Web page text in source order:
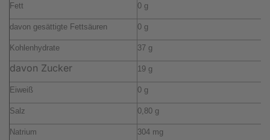
Fett 0 g
davon gesättigte Fettsäuren 0 g
Kohlenhydrate 37 g
davon Zucker 19 g
Eiweiß 0 g
Salz 0,80 g
Natrium 304 mg